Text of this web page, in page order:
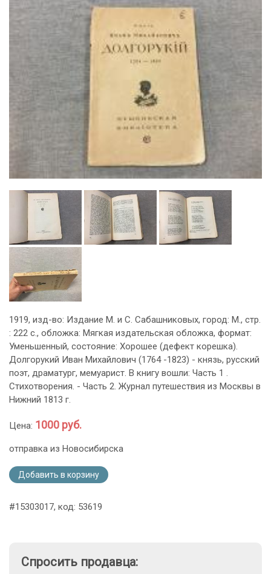
1919, изд-во: Издание М. и С. Сабашниковых, город: М., стр.
: 222 с., обложка: Мягкая издательская обложка, формат:
Уменьшенный, состояние: Хорошее (дефект корешка).
Долгорукий Иван Михайлович (1764 -1823) - князь, русский
поэт, драматург, мемуарист. В книгу вошли: Часть 1 .
Стихотворения. - Часть 2. Журнал путешествия из Москвы в
Нижний 1813 г.
Цена: 1000 руб.
отправка из Новосибирска
Добавить в корзину
#15303017, код: 53619
Спросить продавца: